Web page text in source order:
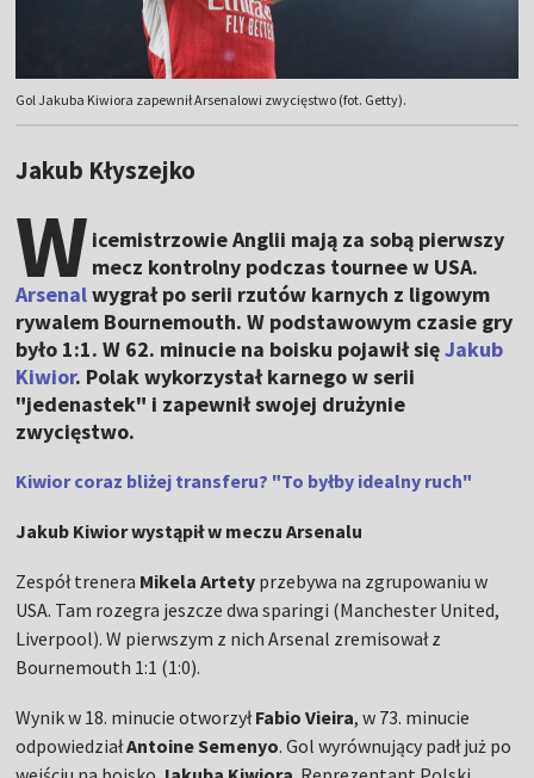
Gol Jakuba Kiwiora zapewnił Arsenalowi zwycięstwo (fot. Getty).
Jakub Kłyszejko
W icemistrzowie Anglii mają za sobą pierwszy
mecz kontrolny podczas tournee w USA.
Arsenalwygrał po serii rzutów karnych z ligowym
rywalem Bournemouth. W podstawowym czasie gry
było 1:1. W 62. minucie na boisku pojawił sięJakub
Kiwior. Polak wykorzystał karnego w serii
"jedenastek" i zapewnił swojej drużynie
zwycięstwo.
Kiwior coraz bliżej transferu? "To byłby idealny ruch"
Jakub Kiwior wystąpił w meczu Arsenalu
Zespół trenera Mikela Artety przebywa na zgrupowaniu w
USA. Tam rozegra jeszcze dwa sparingi (Manchester United,
Liverpool). W pierwszym z nich Arsenal zremisował z
Bournemouth 1:1 (1:0).
Wynik w 18. minucie otworzyłFabio Vieira, w 73. minucie
odpowiedziałAntoine Semenyo. Gol wyrównujący padł już po